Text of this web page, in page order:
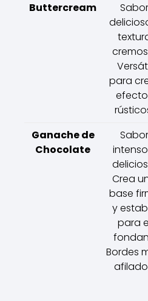
Buttercream
Sabor
para
Ganache de
Chocolate
Sabor
Crea
base
y
para
Bordes